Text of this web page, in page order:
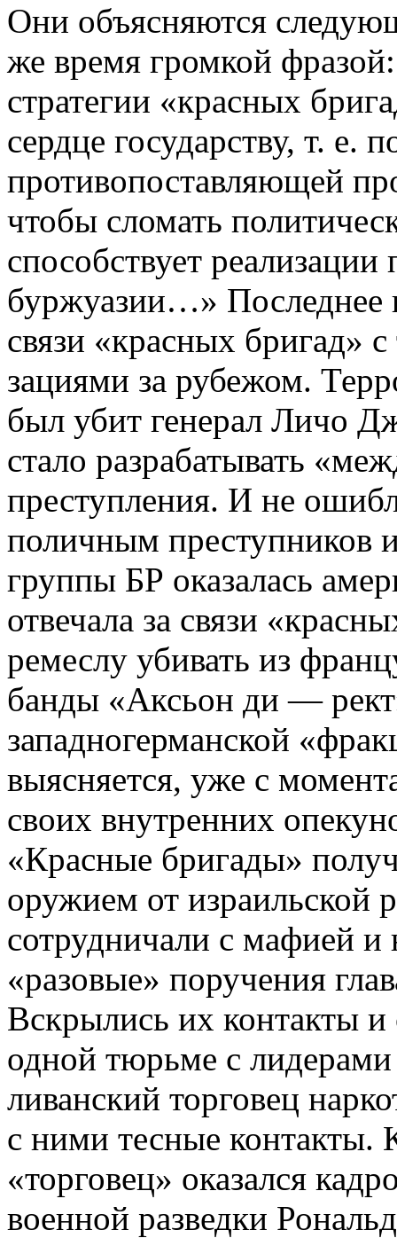
Они объясняются
же время громкой
стратегии «красных
сердце госу­дарству, т. е.
проти­вопоставляющей
чтобы сломать
способствует
буржуазии…» Последнее
свя­зи «красных бригад»
зациями за рубежом.
был убит генерал Личо
стало разрабатывать
преступления. И не
поличным преступников
группы БР оказалась
отвечала за связи
ремеслу убивать из
банды «Аксьон ди —
западногерманской
выясняется, уже с
своих внутренних
«Красные бригады»
оружием от израильской
сотрудничали с мафией
«разовые» поручения
Вскрылись их контакты и
одной тюрьме с
ливанский торговец
с ними тес­ные контакты.
«торго­вец» оказался
военной разведки